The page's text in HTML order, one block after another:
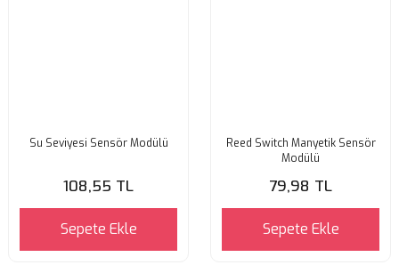
Su Seviyesi Sensör Modülü
108,55 TL
Sepete Ekle
Reed Switch Manyetik Sensör
Modülü
79,98 TL
Sepete Ekle